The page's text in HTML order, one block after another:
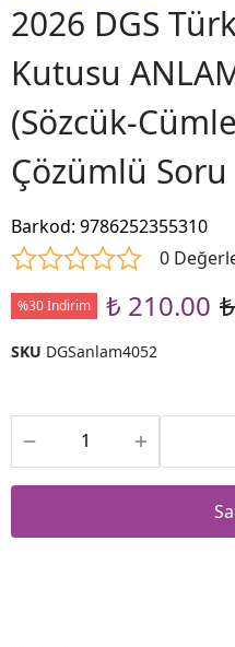
2026 DGS
Kutusu
(Sözcük-
Çözümlü Soru
Barkod: 9786252355310
0
%30 İndirim ₺ 210.00
SKU DGSanlam4052